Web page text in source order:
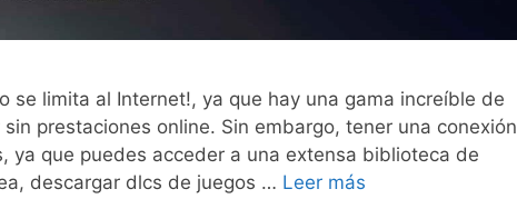
se limita al Internet!, ya que hay una gama increíble de
prestaciones online. Sin embargo, tener una conexión
ya que puedes acceder a una extensa biblioteca de
descargar dlcs de juegos … Leer más